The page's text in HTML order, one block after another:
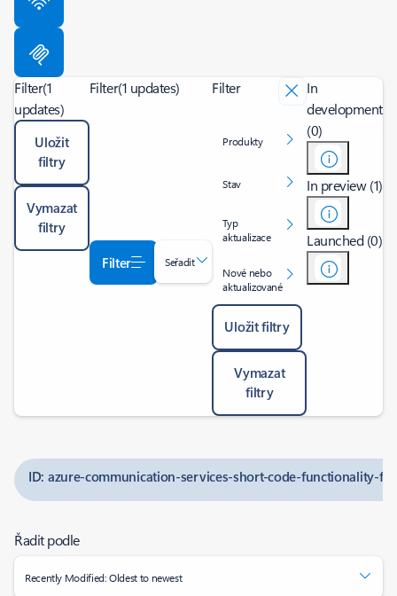
Filter(1
updates)
Uložit
filtry
Vymazat
filtry
Filter(1 updates)
Filter Seřadit
Filter
Produkty
Stav
Typ
aktualizace
Nové nebo
aktualizované
Uložit filtry
Vymazat
filtry
In
development
(0)
In preview (1)
Launched (0)
ID: azure-communication-services-short-code-functionality-
Řadit podle
Recently Modified: Oldest to newest